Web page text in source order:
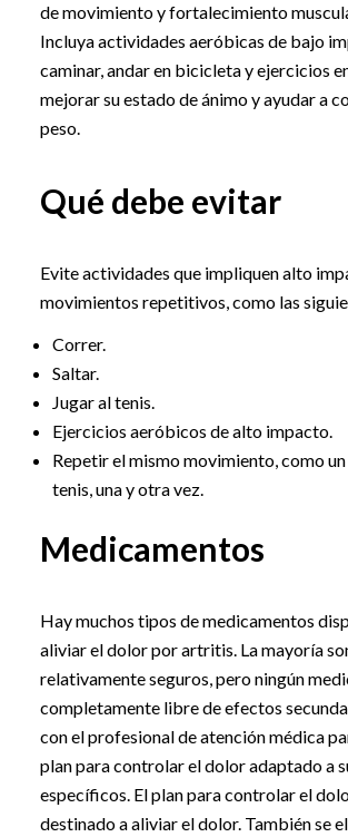
de movimiento y fortalecimiento
Incluya actividades aeróbicas de bajo
caminar, andar en bicicleta y ejercicios
mejorar su estado de ánimo y ayudar a
peso.
Qué debe evitar
Evite actividades que impliquen alto
movimientos repetitivos, como las
Correr.
Saltar.
Jugar al tenis.
Ejercicios aeróbicos de alto impacto.
Repetir el mismo movimiento, como un
tenis, una y otra vez.
Medicamentos
Hay muchos tipos de medicamentos
aliviar el dolor por artritis. La mayoría
relativamente seguros, pero ningún
completamente libre de efectos
con el profesional de atención médica
plan para controlar el dolor adaptado a
específicos. El plan para controlar el
destinado a aliviar el dolor. También se